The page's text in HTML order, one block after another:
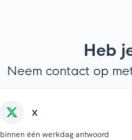
Heb
Neem contact op
X
binnen één werkdag antwoord